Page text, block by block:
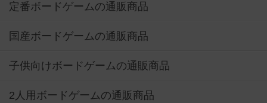
定番ボードゲームの通販商品
国産ボードゲームの通販商品
子供向けボードゲームの通販商品
2人用ボードゲームの通販商品